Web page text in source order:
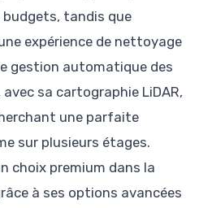
tandis que
expérience de nettoyage
gestion automatique des
sa cartographie LiDAR,
une parfaite
sur plusieurs étages.
choix premium dans la
à ses options avancées